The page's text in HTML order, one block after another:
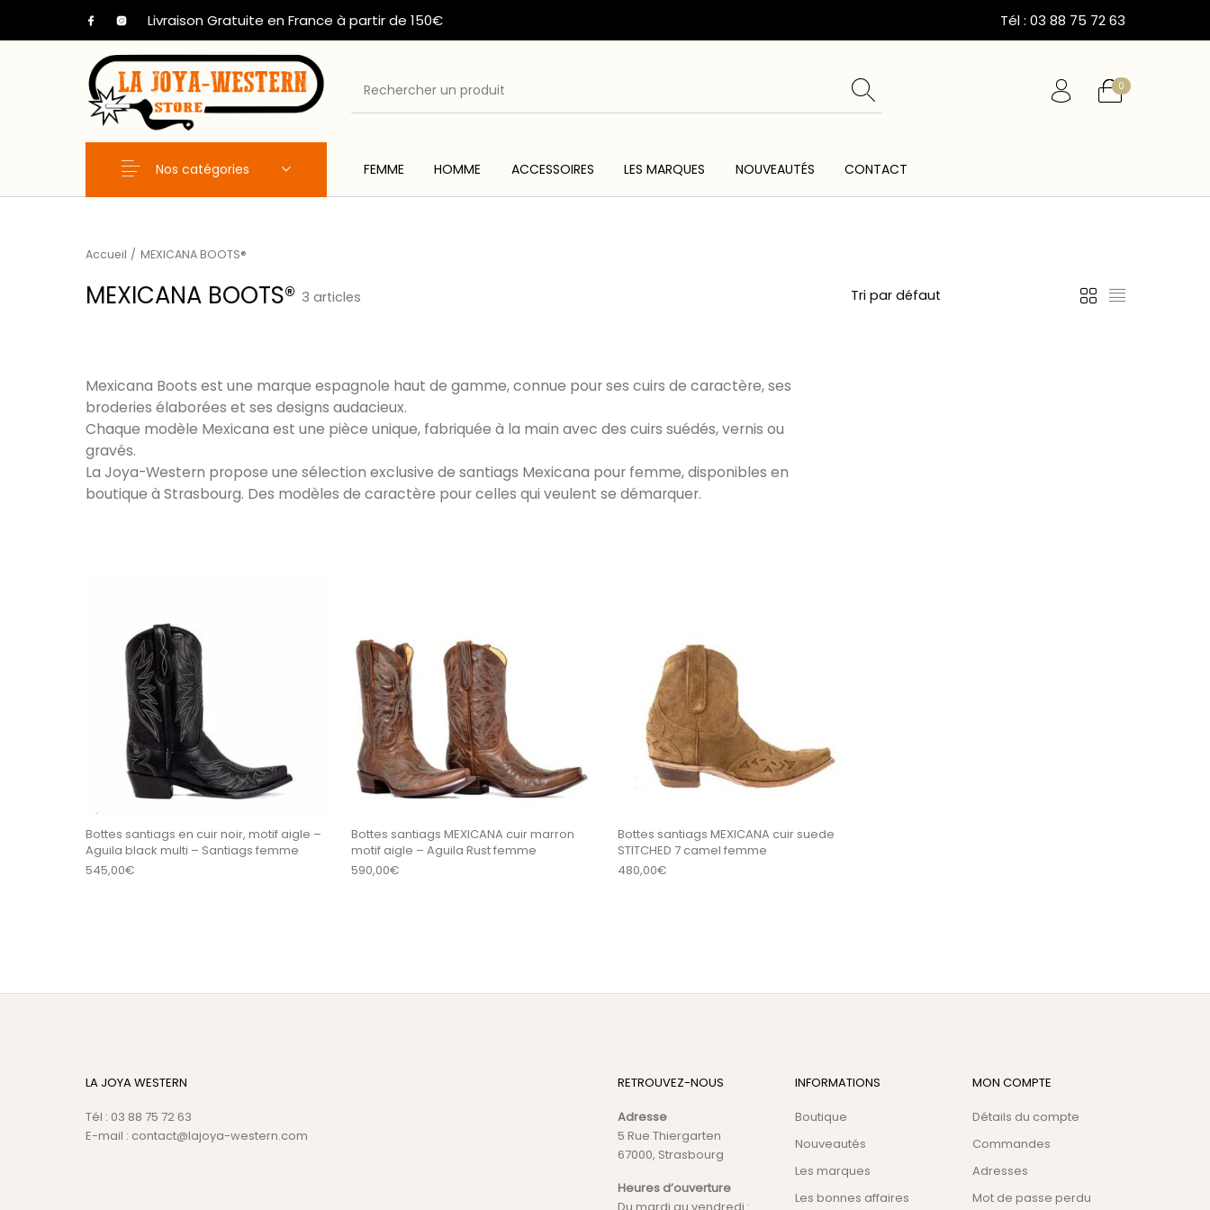
Livraison Gratuite en France à partir de 150€ Tél : 03 88 75 72 63
0
FEMME HOMME ACCESSOIRES LES MARQUES NOUVEAUTÉS CONTACT
Nos catégories
Accueil / MEXICANA BOOTS®
MEXICANA BOOTS® 3 articles
Mexicana Boots est une marque espagnole haut de gamme, connue pour ses cuirs de caractère, ses
broderies élaborées et ses designs audacieux.
Chaque modèle Mexicana est une pièce unique, fabriquée à la main avec des cuirs suédés, vernis ou
gravés.
La Joya-Western propose une sélection exclusive de santiags Mexicana pour femme, disponibles en
boutique à Strasbourg. Des modèles de caractère pour celles qui veulent se démarquer.
Bottes santiags en cuir noir, motif aigle –
Aguila black multi – Santiags femme
545,00€
Bottes santiags MEXICANA cuir marron
motif aigle – Aguila Rust femme
590,00€
Bottes santiags MEXICANA cuir suede
STITCHED 7 camel femme
480,00€
LA JOYA WESTERN
Tél : 03 88 75 72 63
E-mail : contact@lajoya-western.com
RETROUVEZ-NOUS
Adresse
5 Rue Thiergarten
67000, Strasbourg
Heures d’ouverture
Du mardi au vendredi :
INFORMATIONS
Boutique
Nouveautés
Les marques
Les bonnes affaires
MON COMPTE
Détails du compte
Commandes
Adresses
Mot de passe perdu